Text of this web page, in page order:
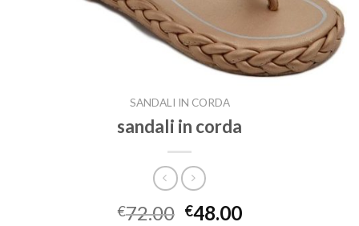
SANDALI IN CORDA
sandali in corda
€72.00 €48.00